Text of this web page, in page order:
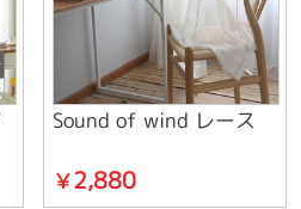
Sound of wind レース
￥2,880